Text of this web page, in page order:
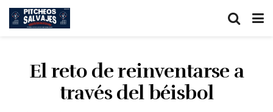
El reto de reinventarse a
través del béisbol